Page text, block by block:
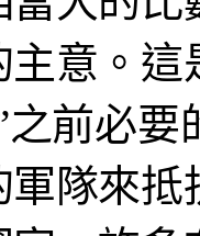
意。
之前必
隊來